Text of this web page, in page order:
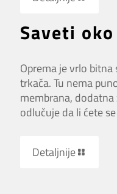
Saveti
Oprema je vrlo
trkača. Tu nema
membrana,
odlučuje da li ćete
Detaljnije